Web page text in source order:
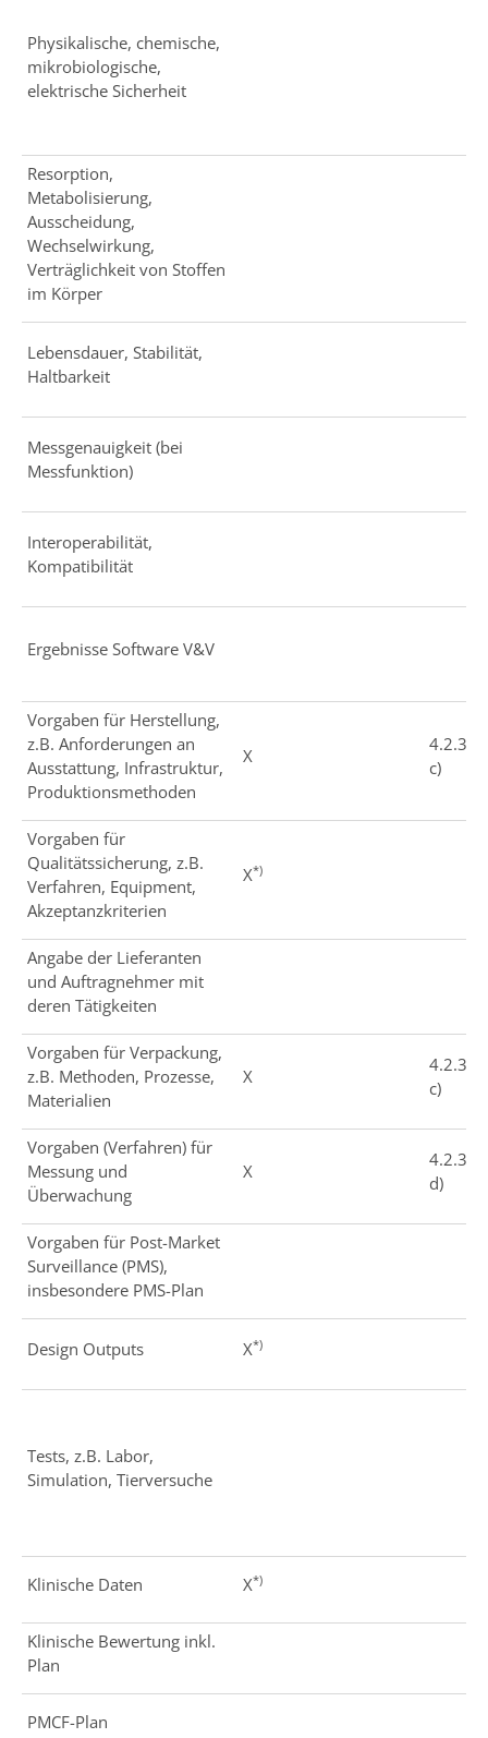
Physikalische, chemische,
mikrobiologische,
elektrische Sicherheit
Resorption,
Metabolisierung,
Ausscheidung,
Wechselwirkung,
Verträglichkeit von Stoffen
im Körper
Lebensdauer, Stabilität,
Haltbarkeit
Messgenauigkeit (bei
Messfunktion)
Interoperabilität,
Kompatibilität
Ergebnisse Software V&V
Vorgaben für Herstellung,
z.B. Anforderungen an
Ausstattung, Infrastruktur,
Produktionsmethoden
X
4.2.3
c)
Vorgaben für
Qualitätssicherung, z.B.
Verfahren, Equipment,
Akzeptanzkriterien
X*)
Angabe der Lieferanten
und Auftragnehmer mit
deren Tätigkeiten
Vorgaben für Verpackung,
z.B. Methoden, Prozesse,
Materialien
X
4.2.3
c)
Vorgaben (Verfahren) für
Messung und
Überwachung
X
4.2.3
d)
Vorgaben für Post-Market
Surveillance (PMS),
insbesondere PMS-Plan
Design Outputs X*)
Tests, z.B. Labor,
Simulation, Tierversuche
Klinische Daten X*)
Klinische Bewertung inkl.
Plan
PMCF-Plan